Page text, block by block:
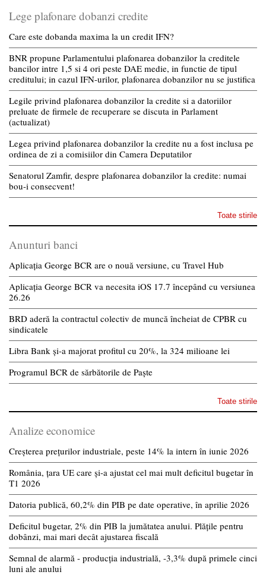
Lege plafonare dobanzi credite
Care este dobanda maxima la un credit IFN?
BNR propune Parlamentului plafonarea dobanzilor la creditele
bancilor intre 1,5 si 4 ori peste DAE medie, in functie de tipul
creditului; in cazul IFN-urilor, plafonarea dobanzilor nu se justifica
Legile privind plafonarea dobanzilor la credite si a datoriilor
preluate de firmele de recuperare se discuta in Parlament
(actualizat)
Legea privind plafonarea dobanzilor la credite nu a fost inclusa pe
ordinea de zi a comisiilor din Camera Deputatilor
Senatorul Zamfir, despre plafonarea dobanzilor la credite: numai
bou-i consecvent!
Toate stirile
Anunturi banci
Aplicația George BCR are o nouă versiune, cu Travel Hub
Aplicația George BCR va necesita iOS 17.7 începând cu versiunea
26.26
BRD aderă la contractul colectiv de muncă încheiat de CPBR cu
sindicatele
Libra Bank și-a majorat profitul cu 20%, la 324 milioane lei
Programul BCR de sărbătorile de Paște
Toate stirile
Analize economice
Creșterea prețurilor industriale, peste 14% la intern în iunie 2026
România, țara UE care și-a ajustat cel mai mult deficitul bugetar în
T1 2026
Datoria publică, 60,2% din PIB pe date operative, în aprilie 2026
Deficitul bugetar, 2% din PIB la jumătatea anului. Plățile pentru
dobânzi, mai mari decât ajustarea fiscală
Semnal de alarmă - producția industrială, -3,3% după primele cinci
luni ale anului